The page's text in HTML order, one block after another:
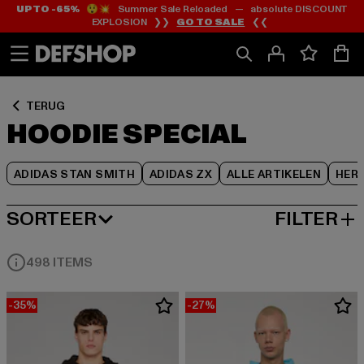
Ga
naar
Ga
naar
UP TO -65%😲💥 Summer Sale Reloaded — absolute DISCOUNT
EXPLOSION ❯❯ GO TO SALE ❮❮
TERUG
HOODIE SPECIAL
ADIDAS STAN SMITH ADIDAS ZX ALLE ARTIKELEN
Ga
naar
Rooster
SORTEER
MEEST POPULAIRE FILTER
498 ITEMS
-35% -27%